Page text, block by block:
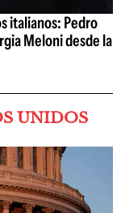
italianos: Pedro
Meloni desde la
UNIDOS